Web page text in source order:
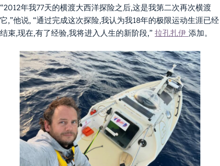
“2012年我77天的横渡大西洋探险之后,这是我第二次再次横渡
它,”他说, “通过完成这次探险,我认为我18年的极限运动生涯已经
结束,现在,有了经验,我将进入人生的新阶段,” 拉孔扎伊 添加。